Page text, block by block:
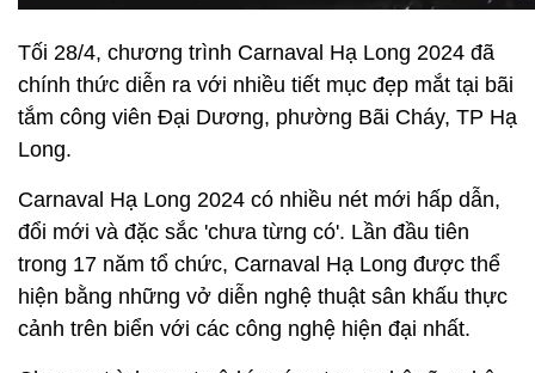
Tối 28/4, chương trình Carnaval Hạ Long 2024 đã
chính thức diễn ra với nhiều tiết mục đẹp mắt tại bãi
tắm công viên Đại Dương, phường Bãi Cháy, TP Hạ
Long.
Carnaval Hạ Long 2024 có nhiều nét mới hấp dẫn,
đổi mới và đặc sắc 'chưa từng có'. Lần đầu tiên
trong 17 năm tổ chức, Carnaval Hạ Long được thể
hiện bằng những vở diễn nghệ thuật sân khấu thực
cảnh trên biển với các công nghệ hiện đại nhất.